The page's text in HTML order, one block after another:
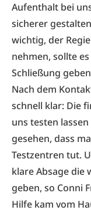
Aufenthalt bei
sicherer
wichtig, der
nehmen, sollte
Schließung
Nach dem
schnell klar: Die
uns testen
gesehen, dass
Testzentren tut.
klare Absage die
geben, so Conni
Hilfe kam vom